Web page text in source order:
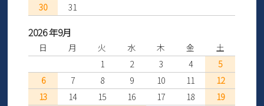
30
31
2026 年9月
日 月 火 水 木 金
土
1
2 3 4
5
6
7 8 9 10 11
12
13
14 15 16 17 18
19